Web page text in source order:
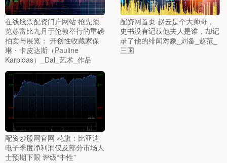
在线股票配资门户网站 抢先预
览苏富比九月于伦敦举行的重磅
拍卖与展览： 开创性收藏家保
琳・卡皮达斯（Pauline
Karpidas）_Dal_艺术_作品
配资网首页 赵云是个大帅哥，
史书没有记载他夫人是谁，却记
录了他的绯闻对象_刘备_赵范_
三国
配资炒股网官网 花旗：比亚迪
电子季度净利润仅及部分市场人
士预期下限 评级“中性”